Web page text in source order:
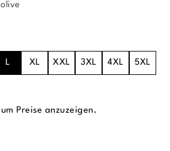
olive
L XL XXL 3XL 4XL 5XL
um Preise anzuzeigen.